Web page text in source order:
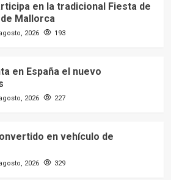
en la tradicional Fiesta de
Mallorca
2026
193
en España el nuevo
2026
227
en vehículo de
2026 329